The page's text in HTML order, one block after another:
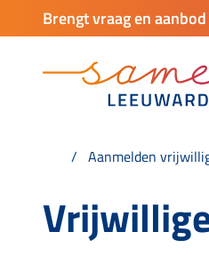
Brengt vraag en
Aanmelden